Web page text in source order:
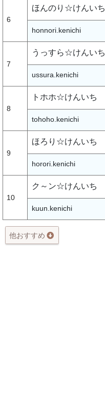
6
ほんのり☆けんいち
honnori.kenichi
7
うっすら☆けんいち
ussura.kenichi
8
トホホ☆けんいち
tohoho.kenichi
9
ほろり☆けんいち
horori.kenichi
10
ク～ン☆けんいち
kuun.kenichi
他おすすめ